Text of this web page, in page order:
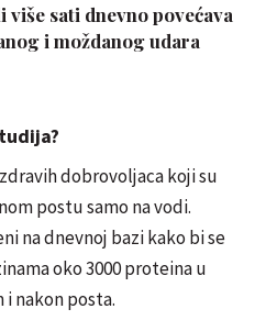
više sati dnevno povećava
i moždanog udara
dobrovoljaca koji su
postu samo na vodi.
na dnevnoj bazi kako bi se
oko 3000 proteina u
nakon posta.